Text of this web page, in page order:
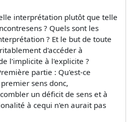
interprétation plutôt que telle
? Quels sont les
? Et le but de toute
d'accéder à
l'implicite à l'explicite ?
partie : Qu'est-ce
sens donc,
un déficit de sens et à
à cequi n'en aurait pas